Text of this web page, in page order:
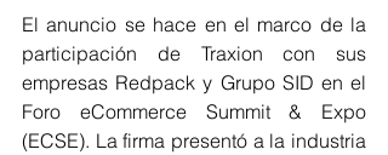
El anuncio se hace en el marco de la
participación de Traxion con sus
empresas Redpack y Grupo SID en el
Foro eCommerce Summit & Expo
(ECSE). La firma presentó a la industria